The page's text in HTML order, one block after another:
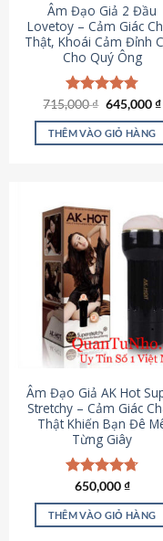
Âm Đạo Giả 2 Đầu
Lovetoy – Cảm Giác
Thật, Khoái Cảm Đỉnh
Cho Quý Ông
Được xếp
hạng4.79
5 sao
715,000₫ Giá
là:
715,000 ₫.
645,000₫
THÊM VÀO GIỎ HÀNG
Âm Đạo Giả AK Hot
Stretchy – Cảm Giác
Thật Khiến Bạn Đê
Từng Giây
Được xếp
hạng4.75
5 sao
650,000₫
THÊM VÀO GIỎ HÀNG